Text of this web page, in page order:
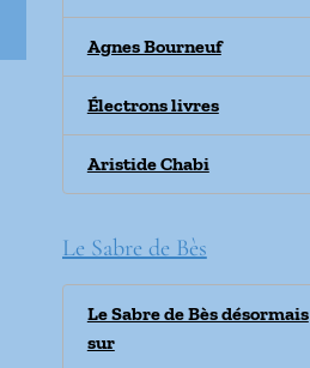
Agnes Bourneuf
Électrons livres
Aristide Chabi
Le Sabre de Bès
Le Sabre de Bès désormais
sur